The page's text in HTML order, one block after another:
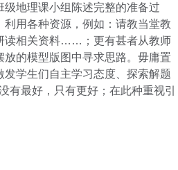
地理课小组陈述完整的准备过
用各种资源，例如：请教当堂教
读相关资料……；更有甚者从教师
的模型版图中寻求思路。毋庸置
学生们自主学习态度、探索解题
有最好，只有更好；在此种重视引